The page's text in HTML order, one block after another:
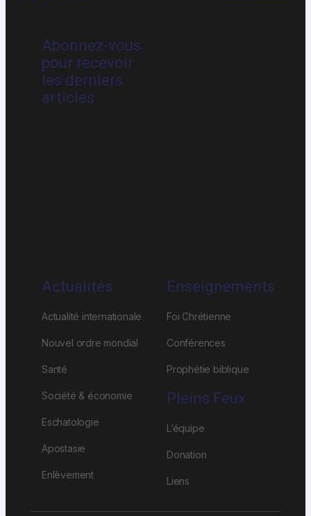
Abonnez-vous
pour recevoir
les derniers
articles
Actualités
Actualité internationale
Nouvel ordre mondial
Santé
Société & économie
Eschatologie
Apostasie
Enlèvement
Enseignements
Foi Chrétienne
Conférences
Prophétie biblique
Pleins Feux
L’équipe
Donation
Liens